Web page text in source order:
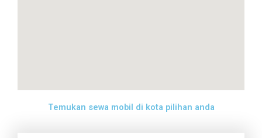
Temukan sewa mobil di kota pilihan anda